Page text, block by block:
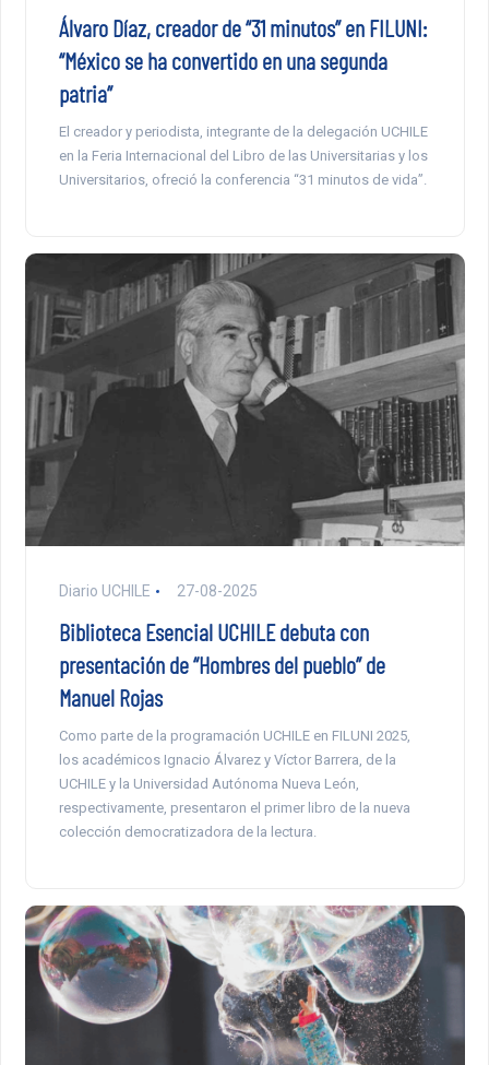
Álvaro Díaz, creador de “31 minutos” en FILUNI:
“México se ha convertido en una segunda
patria”
El creador y periodista, integrante de la delegación UCHILE
en la Feria Internacional del Libro de las Universitarias y los
Universitarios, ofreció la conferencia “31 minutos de vida”.
Diario UCHILE 27-08-2025
Biblioteca Esencial UCHILE debuta con
presentación de “Hombres del pueblo” de
Manuel Rojas
Como parte de la programación UCHILE en FILUNI 2025,
los académicos Ignacio Álvarez y Víctor Barrera, de la
UCHILE y la Universidad Autónoma Nueva León,
respectivamente, presentaron el primer libro de la nueva
colección democratizadora de la lectura.